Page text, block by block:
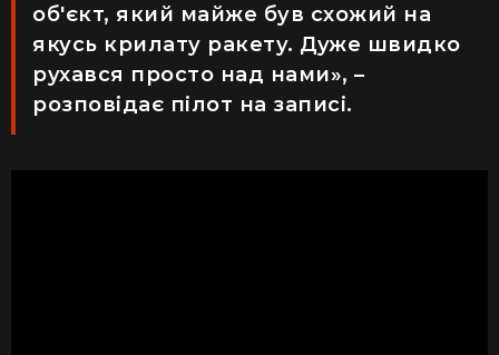
об'єкт, який майже був схожий на
якусь крилату ракету. Дуже швидко
рухався просто над нами», –
розповідає пілот на записі.